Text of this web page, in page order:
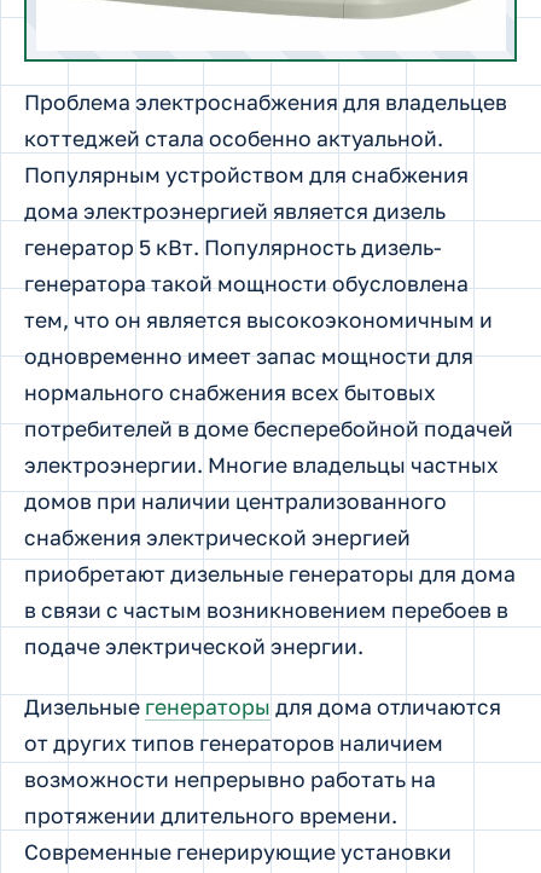
Проблема электроснабжения для владельцев
коттеджей стала особенно актуальной.
Популярным устройством для снабжения
дома электроэнергией является дизель
генератор 5 кВт. Популярность дизель-
генератора такой мощности обусловлена
тем, что он является высокоэкономичным и
одновременно имеет запас мощности для
нормального снабжения всех бытовых
потребителей в доме бесперебойной подачей
электроэнергии. Многие владельцы частных
домов при наличии централизованного
снабжения электрической энергией
приобретают дизельные генераторы для дома
в связи с частым возникновением перебоев в
подаче электрической энергии.
Дизельные генераторы для дома отличаются
от других типов генераторов наличием
возможности непрерывно работать на
протяжении длительного времени.
Современные генерирующие установки